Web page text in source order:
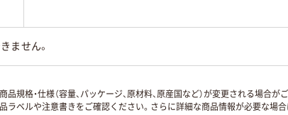
ません。
格・仕様（容量、パッケージ、原材料、原産国など）が変更される場合が
ベルや注意書きをご確認ください。さらに詳細な商品情報が必要な場合